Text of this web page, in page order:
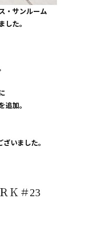
・サンルーム
した。
追加。
いました。
Ｋ＃23